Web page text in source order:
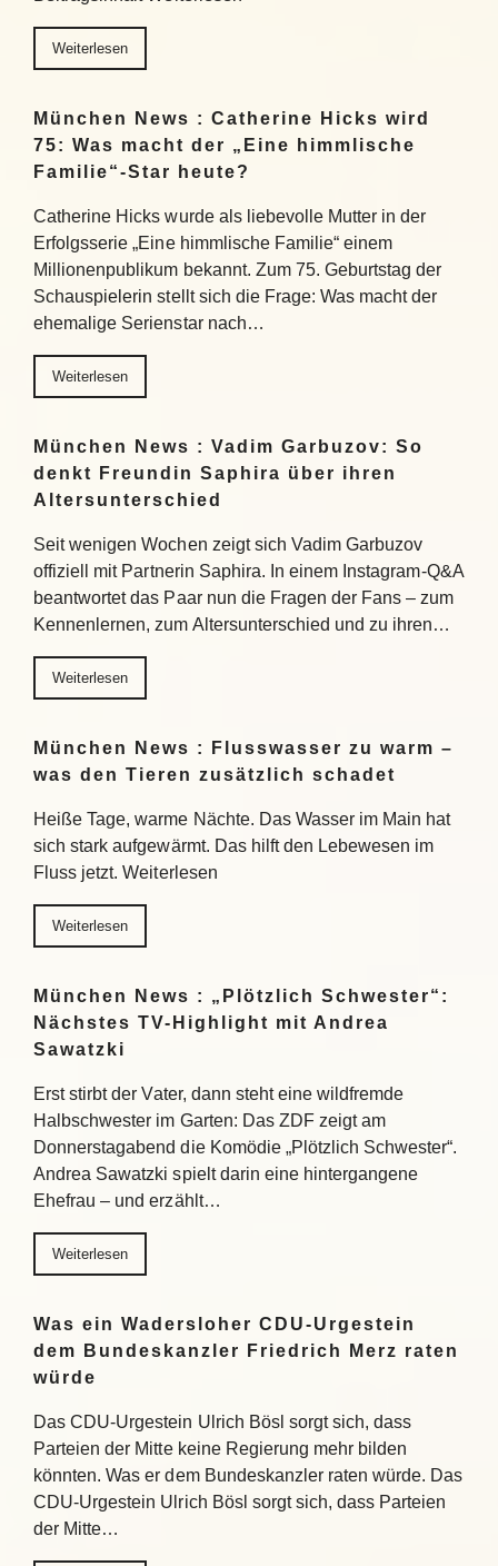
Weiterlesen
München News : Catherine Hicks wird
75: Was macht der „Eine himmlische
Familie“-Star heute?
Catherine Hicks wurde als liebevolle Mutter in der
Erfolgsserie „Eine himmlische Familie“ einem
Millionenpublikum bekannt. Zum 75. Geburtstag der
Schauspielerin stellt sich die Frage: Was macht der
ehemalige Serienstar nach…
Weiterlesen
München News : Vadim Garbuzov: So
denkt Freundin Saphira über ihren
Altersunterschied
Seit wenigen Wochen zeigt sich Vadim Garbuzov
offiziell mit Partnerin Saphira. In einem Instagram-Q&A
beantwortet das Paar nun die Fragen der Fans – zum
Kennenlernen, zum Altersunterschied und zu ihren…
Weiterlesen
München News : Flusswasser zu warm –
was den Tieren zusätzlich schadet
Heiße Tage, warme Nächte. Das Wasser im Main hat
sich stark aufgewärmt. Das hilft den Lebewesen im
Fluss jetzt. Weiterlesen
Weiterlesen
München News : „Plötzlich Schwester“:
Nächstes TV-Highlight mit Andrea
Sawatzki
Erst stirbt der Vater, dann steht eine wildfremde
Halbschwester im Garten: Das ZDF zeigt am
Donnerstagabend die Komödie „Plötzlich Schwester“.
Andrea Sawatzki spielt darin eine hintergangene
Ehefrau – und erzählt…
Weiterlesen
Was ein Wadersloher CDU-Urgestein
dem Bundeskanzler Friedrich Merz raten
würde
Das CDU-Urgestein Ulrich Bösl sorgt sich, dass
Parteien der Mitte keine Regierung mehr bilden
könnten. Was er dem Bundeskanzler raten würde. Das
CDU-Urgestein Ulrich Bösl sorgt sich, dass Parteien
der Mitte…